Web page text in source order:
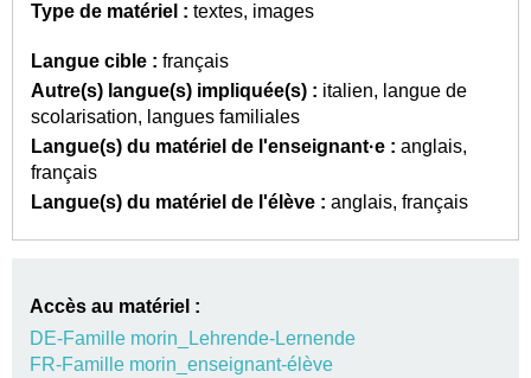
Type de matériel : textes images
Langue cible : français
Autre(s) langue(s) impliquée(s) : italien
langue de
scolarisation
langues familiales
Langue(s) du matériel de l'enseignant·e : anglais
français
Langue(s) du matériel de l'élève : anglais français
Accès au matériel :
DE-Famille morin_Lehrende-Lernende
FR-Famille morin_enseignant-élève